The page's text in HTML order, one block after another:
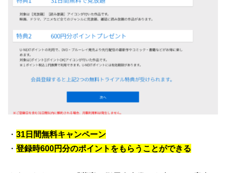
・31日間無料キャンペーン
・登録時600円分のポイントをもらうことができる